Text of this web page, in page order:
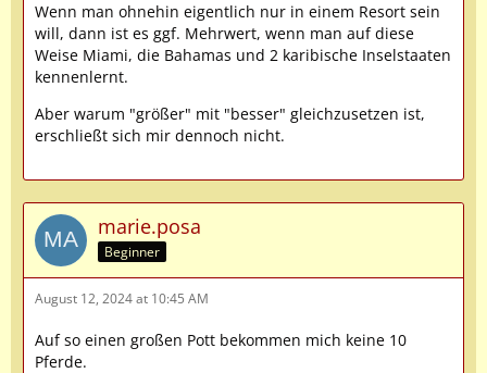
Wenn man ohnehin eigentlich nur in einem Resort sein
will, dann ist es ggf. Mehrwert, wenn man auf diese
Weise Miami, die Bahamas und 2 karibische Inselstaaten
kennenlernt.
Aber warum "größer" mit "besser" gleichzusetzen ist,
erschließt sich mir dennoch nicht.
marie.posa
Beginner
August 12, 2024 at 10:45 AM
Auf so einen großen Pott bekommen mich keine 10
Pferde.